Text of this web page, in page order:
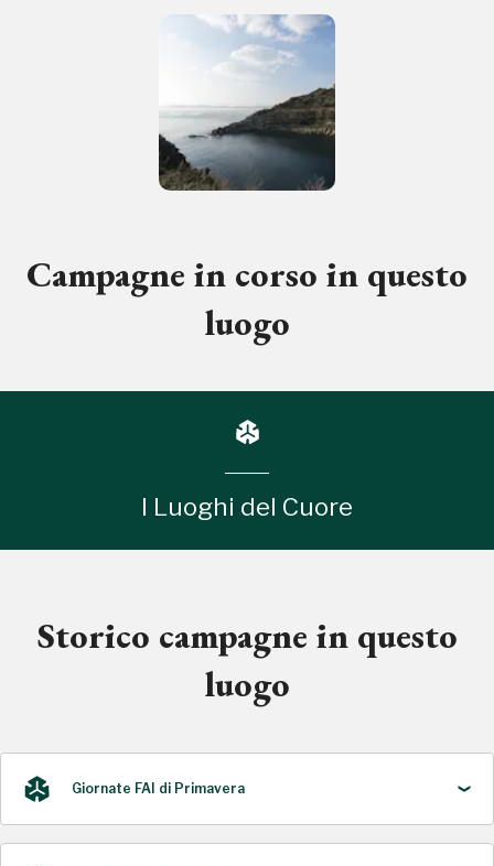
Campagne in corso in questo
luogo
I Luoghi del Cuore
Storico campagne in questo
luogo
Giornate FAI di Primavera